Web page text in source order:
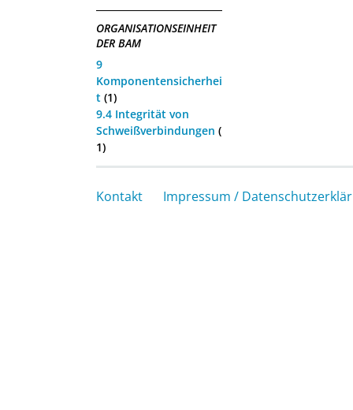
ORGANISATIONSEINHEIT
DER BAM
9
Komponentensicherhei
t (1)
9.4 Integrität von
Schweißverbindungen (
1)
Kontakt Impressum /